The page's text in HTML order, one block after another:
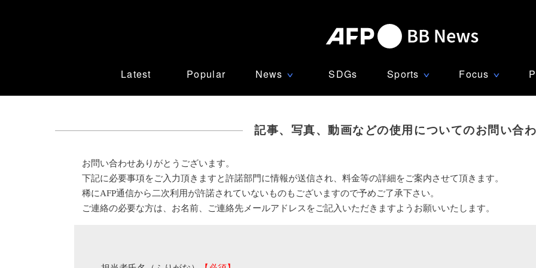
Latest Popular News ∨ SDGs Sports ∨ Focus ∨
記事、写真、動画などの使用についてのお問い合
お問い合わせありがとうございます。
下記に必要事項をご入力頂きますと許諾部門に情報が送信され、料金等の詳細をご案内させて頂きます。
稀にAFP通信から二次利用が許諾されていないものもございますので予めご了承下さい。
ご連絡の必要な方は、お名前、ご連絡先メールアドレスをご記入いただきますようお願いいたします。